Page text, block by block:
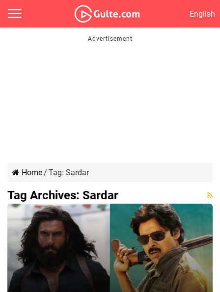
English
Home/ Tag: Sardar
Tag Archives: Sardar